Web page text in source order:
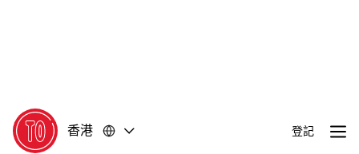
香港 登記